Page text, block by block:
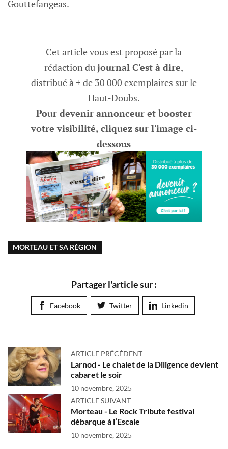
Gouttefangeas.
Cet article vous est proposé par la
rédaction dujournal C'est à dire,
distribué à + de 30 000 exemplaires sur le
Haut-Doubs.
Pour devenir annonceur et booster
votre visibilité, cliquez sur l'image ci-
dessous
MORTEAU ET SA RÉGION
Partager l'article sur :
Facebook Twitter Linkedin
ARTICLE PRÉCÉDENT
Larnod - Le chalet de la Diligence devient
cabaret le soir
10 novembre, 2025
ARTICLE SUIVANT
Morteau - Le Rock Tribute festival
débarque à l’Escale
10 novembre, 2025